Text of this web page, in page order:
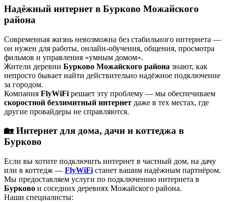
Надёжный интернет в Бурково Можайского
района
Современная жизнь невозможна без стабильного интернета —
он нужен для работы, онлайн-обучения, общения, просмотра
фильмов и управления «умным домом».
Жители деревни Бурково Можайского района знают, как
непросто бывает найти действительно надёжное подключение
за городом.
Компания FlyWiFi решает эту проблему — мы обеспечиваем
скоростной безлимитный интернет даже в тех местах, где
другие провайдеры не справляются.
🏡 Интернет для дома, дачи и коттеджа в
Бурково
Если вы хотите подключить интернет в частный дом, на дачу
или в коттедж — FlyWiFi станет вашим надёжным партнёром.
Мы предоставляем услуги по подключению интернета в
Бурково и соседних деревнях Можайского района.
Наши специалисты: